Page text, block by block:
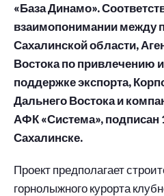
«База Динамо».
взаимопонимании между
Сахалинской области,
Востока по привлечению
поддержке экспорта,
Дальнего Востока и
АФК «Система»,
Сахалинске.
Проект предполагает
горнолыжного курорта